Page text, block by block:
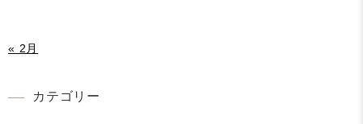
« 2月
カテゴリー